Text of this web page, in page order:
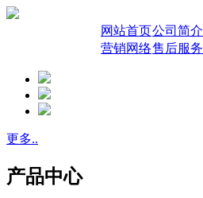
网站首页公司简介
营销网络售后服务
更多..
产品中心